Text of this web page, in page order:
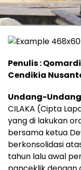
Penulis :
Cendikia
Undang-
CILAKA (Cipta
yang di lakukan
bersama ketua
berkonsolidasi
tahun lalu awal